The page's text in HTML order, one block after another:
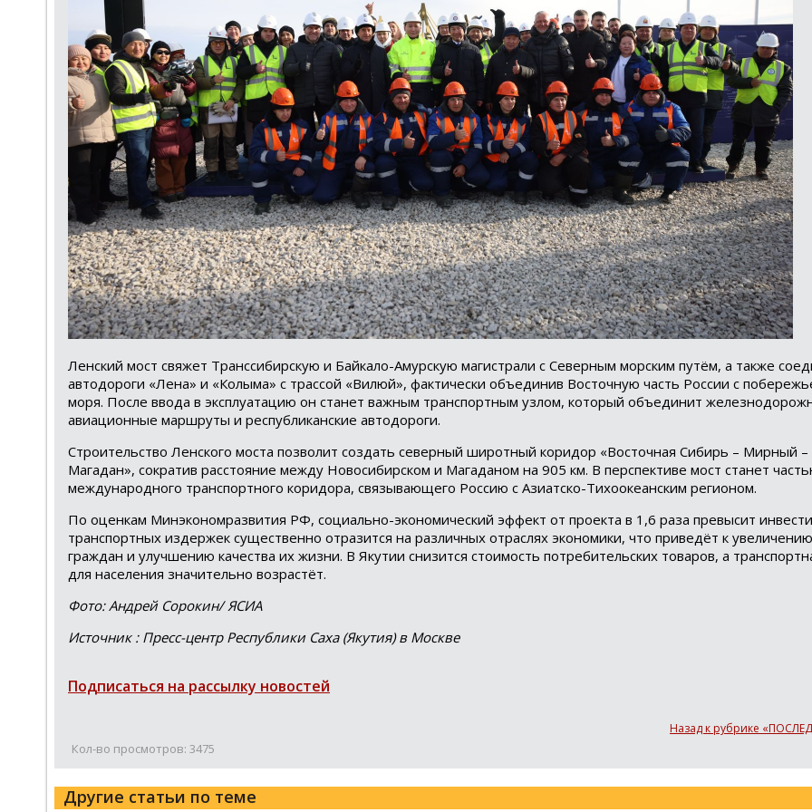
Ленский мост свяжет Транссибирскую и Байкало-Амурскую магистрали с Северным морским путём, а также
автодороги «Лена» и «Колыма» с трассой «Вилюй», фактически объединив Восточную часть России с
моря. После ввода в эксплуатацию он станет важным транспортным узлом, который объединит
авиационные маршруты и республиканские автодороги.
Строительство Ленского моста позволит создать северный широтный коридор «Восточная Сибирь – Мирный –
Магадан», сократив расстояние между Новосибирском и Магаданом на 905 км. В перспективе мост станет
международного транспортного коридора, связывающего Россию с Азиатско-Тихоокеанским регионом.
По оценкам Минэкономразвития РФ, социально-экономический эффект от проекта в 1,6 раза превысит
транспортных издержек существенно отразится на различных отраслях экономики, что приведёт к
граждан и улучшению качества их жизни. В Якутии снизится стоимость потребительских товаров, а
для населения значительно возрастёт.
Фото: Андрей Сорокин/ ЯСИА
Источник : Пресс-центр Республики Саха (Якутия) в Москве
Подписаться на рассылку новостей
Назад к рубрике
Кол-во просмотров: 3475
Другие статьи по теме